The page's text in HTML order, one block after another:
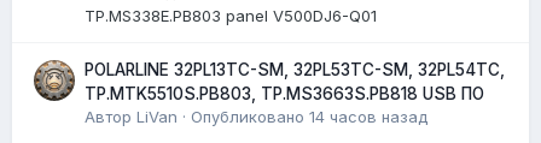
TP.MS338E.PB803 panel V500DJ6-Q01
POLARLINE 32PL13TC-SM, 32PL53TC-SM, 32PL54TC,
TP.MTK5510S.PB803, TP.MS3663S.PB818 USB ПО
Автор LiVan · Опубликовано 14 часов назад